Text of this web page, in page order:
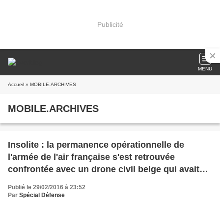
Publicité
MENU
Accueil » MOBILE.ARCHIVES
MOBILE.ARCHIVES
Insolite : la permanence opérationnelle de
l'armée de l'air française s'est retrouvée
confrontée avec un drone civil belge qui avait
traversé la frontière sans contrôle
Publié le 29/02/2016 à 23:52
Par Spécial Défense